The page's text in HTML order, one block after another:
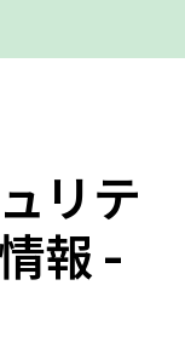
リテ
報 -